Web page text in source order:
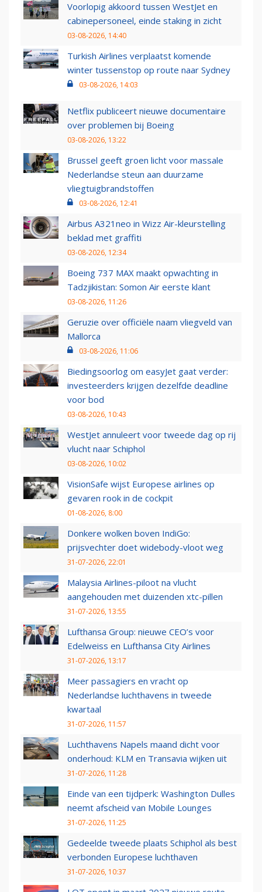
Voorlopig akkoord tussen WestJet en
cabinepersoneel, einde staking in zicht
03-08-2026, 14:40
Turkish Airlines verplaatst komende
winter tussenstop op route naar Sydney
03-08-2026, 14:03
Netflix publiceert nieuwe documentaire
over problemen bij Boeing
03-08-2026, 13:22
Brussel geeft groen licht voor massale
Nederlandse steun aan duurzame
vliegtuigbrandstoffen
03-08-2026, 12:41
Airbus A321neo in Wizz Air-kleurstelling
beklad met graffiti
03-08-2026, 12:34
Boeing 737 MAX maakt opwachting in
Tadzjikistan: Somon Air eerste klant
03-08-2026, 11:26
Geruzie over officiële naam vliegveld van
Mallorca
03-08-2026, 11:06
Biedingsoorlog om easyJet gaat verder:
investeerders krijgen dezelfde deadline
voor bod
03-08-2026, 10:43
WestJet annuleert voor tweede dag op rij
vlucht naar Schiphol
03-08-2026, 10:02
VisionSafe wijst Europese airlines op
gevaren rook in de cockpit
01-08-2026, 8:00
Donkere wolken boven IndiGo:
prijsvechter doet widebody-vloot weg
31-07-2026, 22:01
Malaysia Airlines-piloot na vlucht
aangehouden met duizenden xtc-pillen
31-07-2026, 13:55
Lufthansa Group: nieuwe CEO’s voor
Edelweiss en Lufthansa City Airlines
31-07-2026, 13:17
Meer passagiers en vracht op
Nederlandse luchthavens in tweede
kwartaal
31-07-2026, 11:57
Luchthavens Napels maand dicht voor
onderhoud: KLM en Transavia wijken uit
31-07-2026, 11:28
Einde van een tijdperk: Washington Dulles
neemt afscheid van Mobile Lounges
31-07-2026, 11:25
Gedeelde tweede plaats Schiphol als best
verbonden Europese luchthaven
31-07-2026, 10:37